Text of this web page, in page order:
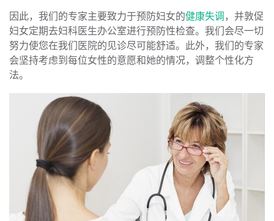
因此，我们的专家主要致力于预防妇女的健康失调，并敦促
妇女定期去妇科医生办公室进行预防性检查。我们会尽一切
努力使您在我们医院的见诊尽可能舒适。此外，我们的专家
会坚持考虑到每位女性的意愿和她的情况，调整个性化方
法。